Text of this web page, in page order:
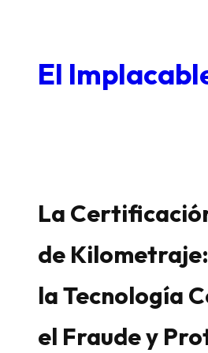
contenido
El
La
de
la Tecnología
el Fraude y